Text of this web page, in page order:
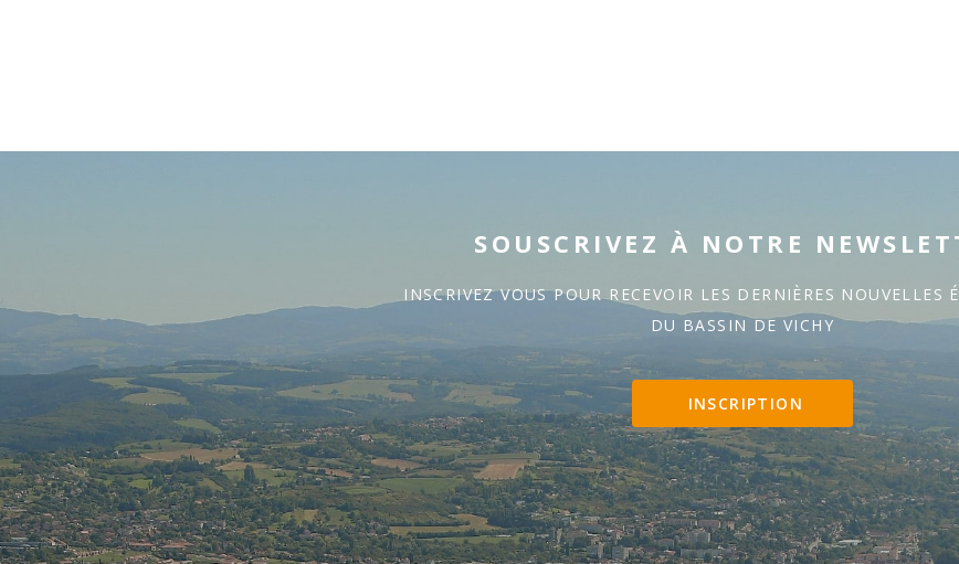
SOUSCRIVEZ À NOTRE
INSCRIVEZ VOUS POUR RECEVOIR LES DERNIÈRES NOUVELLES
DU BASSIN DE VICHY
INSCRIPTION